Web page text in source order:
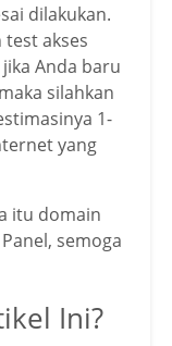
dilakukan.
test akses
Anda baru
silahkan
1-
yang
itu domain
semoga
Ini?